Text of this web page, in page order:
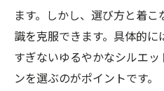
ます。しかし、選び方と着
識を克服できます。具体的
すぎないゆるやかなシルエ
ンを選ぶのがポイントです。